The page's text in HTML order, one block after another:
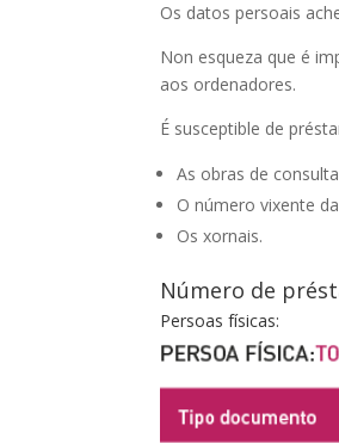
Os datos persoais
Non esqueza que é
aos ordenadores.
É susceptible de
As obras de
O número vixente
Os xornais.
Número de
Persoas físicas: